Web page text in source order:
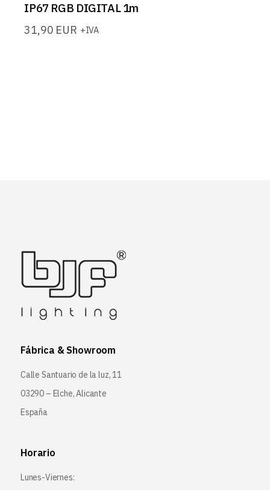
IP67 RGB DIGITAL 1m
31,90 EUR +IVA
Fábrica & Showroom
Calle Santuario de la luz, 11
03290 – Elche, Alicante
España
Horario
Lunes-Viernes: